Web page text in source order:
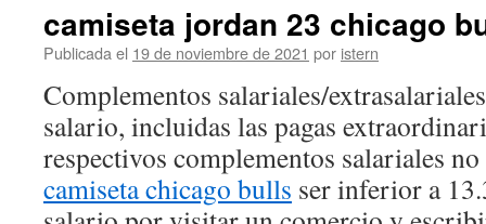
camiseta jordan 23 chicago
Publicada el 19 de noviembre de 2021 por istern
Complementos salariales/
salario, incluidas las pagas
respectivos complementos salariales
camiseta chicago bulls ser inferior a